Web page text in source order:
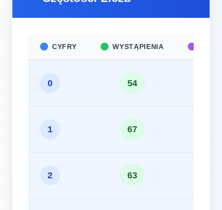
CYFRY WYSTĄPIENIA
0 54
1 67
2 63